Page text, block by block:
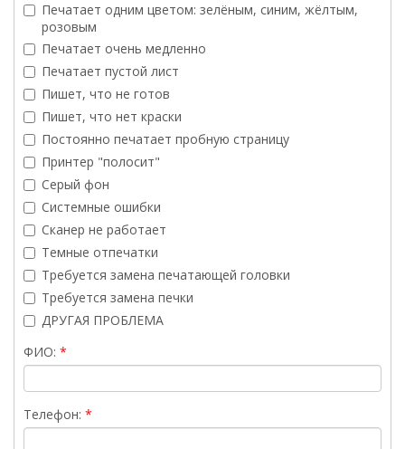
Печатает одним цветом: зелёным, синим, жёлтым,
розовым
Печатает очень медленно
Печатает пустой лист
Пишет, что не готов
Пишет, что нет краски
Постоянно печатает пробную страницу
Принтер "полосит"
Серый фон
Системные ошибки
Сканер не работает
Темные отпечатки
Требуется замена печатающей головки
Требуется замена печки
ДРУГАЯ ПРОБЛЕМА
ФИО:
Телефон: